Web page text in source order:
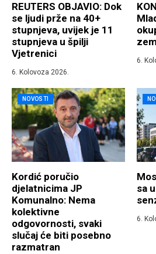
REUTERS OBJAVIO: Dok
se ljudi prže na 40+
stupnjeva, uvijek je 11
stupnjeva u špilji
Vjetrenici
6. Kolovoza 2026.
6.
NOVOSTI
Kordić poručio
djelatnicima JP
Komunalno: Nema
kolektivne
odgovornosti, svaki
slučaj će biti posebno
razmatran
sa
6.